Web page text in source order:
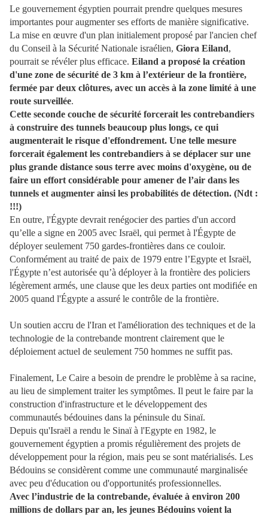
Le gouvernement égyptien pourrait prendre quelques mesures
importantes pour augmenter ses efforts de manière significative.
La mise en œuvre d'un plan initialement proposé par l'ancien chef
du Conseil à la Sécurité Nationale israélien, Giora Eiland,
pourrait se révéler plus efficace. Eiland a proposé la création
d'une zone de sécurité de 3 km à l’extérieur de la frontière,
fermée par deux clôtures, avec un accès à la zone limité à une
route surveillée.
Cette seconde couche de sécurité forcerait les contrebandiers
à construire des tunnels beaucoup plus longs, ce qui
augmenterait le risque d'effondrement. Une telle mesure
forcerait également les contrebandiers à se déplacer sur une
plus grande distance sous terre avec moins d'oxygène, ou de
faire un effort considérable pour amener de l’air dans les
tunnels et augmenter ainsi les probabilités de détection. (Ndt :
!!!)
En outre, l'Égypte devrait renégocier des parties d'un accord
qu’elle a signe en 2005 avec Israël, qui permet à l'Égypte de
déployer seulement 750 gardes-frontières dans ce couloir.
Conformément au traité de paix de 1979 entre l’Egypte et Israël,
l'Égypte n’est autorisée qu’à déployer à la frontière des policiers
légèrement armés, une clause que les deux parties ont modifiée en
2005 quand l'Égypte a assuré le contrôle de la frontière.
Un soutien accru de l'Iran et l'amélioration des techniques et de la
technologie de la contrebande montrent clairement que le
déploiement actuel de seulement 750 hommes ne suffit pas.
Finalement, Le Caire a besoin de prendre le problème à sa racine,
au lieu de simplement traiter les symptômes. Il peut le faire par la
construction d'infrastructure et le développement des
communautés bédouines dans la péninsule du Sinaï.
Depuis qu'Israël a rendu le Sinaï à l'Egypte en 1982, le
gouvernement égyptien a promis régulièrement des projets de
développement pour la région, mais peu se sont matérialisés. Les
Bédouins se considèrent comme une communauté marginalisée
avec peu d'éducation ou d'opportunités professionnelles.
Avec l’industrie de la contrebande, évaluée à environ 200
millions de dollars par an, les jeunes Bédouins voient la